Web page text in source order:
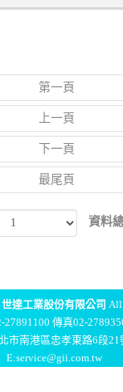
第一頁
上一頁
下一頁
最尾頁
資料
世達工業股份有限公司 All
27891100 傳真02-
市南港區忠孝東路6段21
E:service@gii.com.tw